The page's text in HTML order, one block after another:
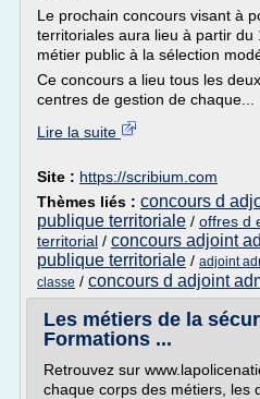
Le prochain concours visant à
territoriales aura lieu à partir
métier public à la sélection
Ce concours a lieu tous les
centres de gestion de chaque...
Lire la suite
Site : https://scribium.com
Thèmes liés : concours d
publique territoriale / offres d
territorial / concours adjoint
publique territoriale / adjoint
classe / concours d adjoint
Les métiers de la
Formations ...
Retrouvez sur
chaque corps des métiers, les